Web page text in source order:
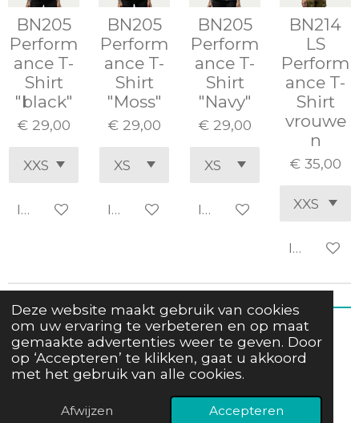
Deze website maakt gebruik van cookies
om uw ervaring te verbeteren en op maat
gemaakte advertenties weer te geven. Door
op ‘Accepteren’ te klikken, gaat u akkoord
met het gebruik van alle cookies.
Afwijzen Accepteren
BN205
Perform
ance T-
Shirt
"black"
€ 29,00
In winkelwagen
BN205
Perform
ance T-
Shirt
"Moss"
€ 29,00
In winkelwagen
BN205
Perform
ance T-
Shirt
"Navy"
€ 29,00
In winkelwagen
BN214
LS
Perform
ance T-
Shirt
vrouwe
n
€ 35,00
In
CaniTess
BTWBE1025.031.761
Powered byJouwWeb